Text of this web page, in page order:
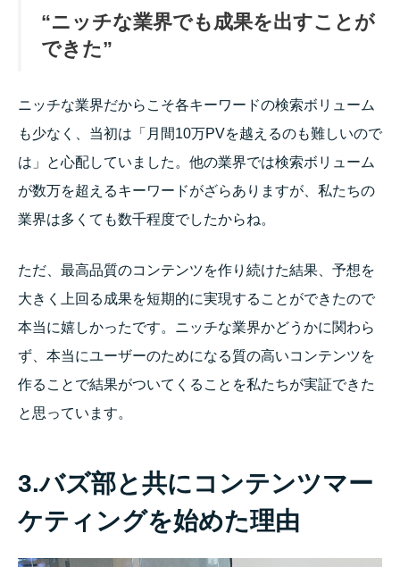
“ニッチな業界でも成果を出すことが
できた”
ニッチな業界だからこそ各キーワードの検索ボリューム
も少なく、当初は「月間10万PVを越えるのも難しいので
は」と心配していました。他の業界では検索ボリューム
が数万を超えるキーワードがざらありますが、私たちの
業界は多くても数千程度でしたからね。
ただ、最高品質のコンテンツを作り続けた結果、予想を
大きく上回る成果を短期的に実現することができたので
本当に嬉しかったです。 ニッチな業界かどうかに関わら
ず、本当にユーザーのためになる質の高いコンテンツを
作ることで結果がついてくることを私たちが実証できた
と思っています。
3.バズ部と共にコンテンツマー
ケティングを始めた理由